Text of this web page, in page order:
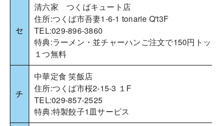
セ
清六家 つくばキュート店
住所:つくば市吾妻1-6-1 tonarie Q't3F
TEL:029-896-3860
特典:ラーメン・並チャーハンご注文で150円トッピ
１つ無料
チ
中華定食 笑飯店
住所:つくば市桜2-15-3 １F
TEL:029-857-2525
特典:特製餃子1皿サービス